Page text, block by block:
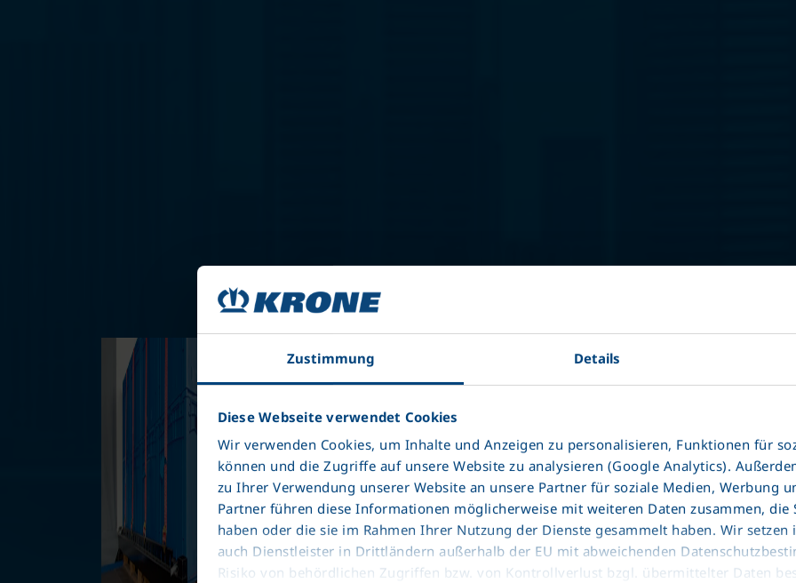
Zustimmung Details
Diese Webseite verwendet Cookies
Wir verwenden Cookies, um Inhalte und Anzeigen zu personalisieren, Funktionen für
können und die Zugriffe auf unsere Website zu analysieren (Google Analytics).
zu Ihrer Verwendung unserer Website an unsere Partner für soziale Medien, Werbung
Partner führen diese Informationen möglicherweise mit weiteren Daten zusammen, die
haben oder die sie im Rahmen Ihrer Nutzung der Dienste gesammelt haben. Wir setzen
auch Dienstleister in Drittländern außerhalb der EU mit abweichenden
Risiko von behördlichen Zugriffen bzw. von Kontrollverlust bzgl. übermittelter Daten
Yük
Yük
Pratik ve
Taşınan